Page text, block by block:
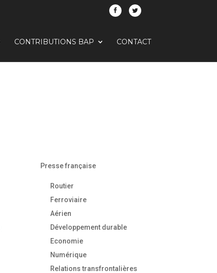
CONTRIBUTIONS BAP CONTACT
Presse française
Routier
Ferroviaire
Aérien
Développement durable
Economie
Numérique
Relations transfrontalières